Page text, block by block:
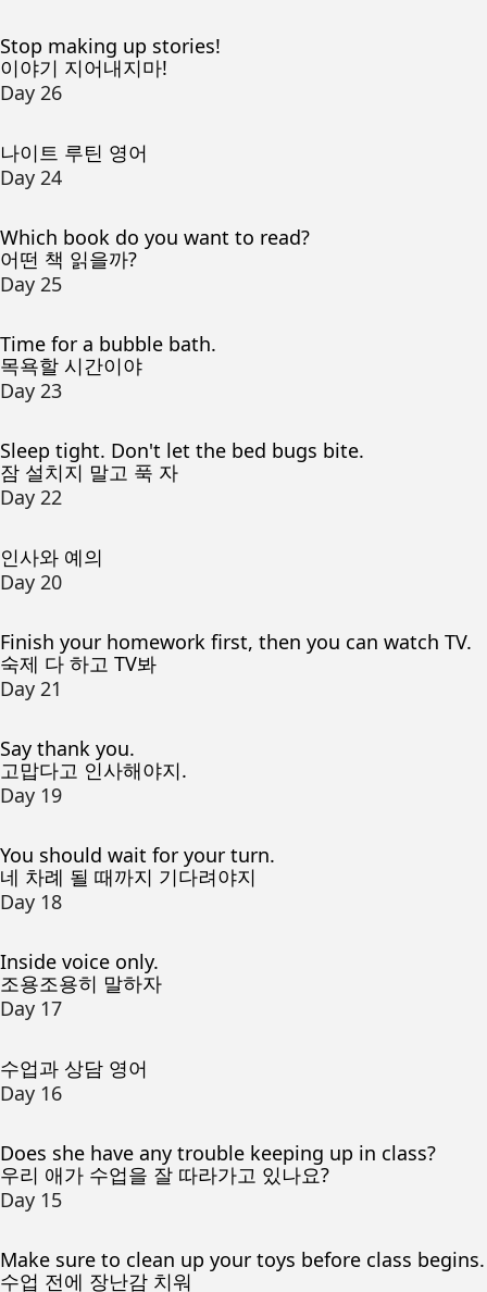
Stop making up stories!
이야기 지어내지마!
Day 26
나이트 루틴 영어
Day 24
Which book do you want to read?
어떤 책 읽을까?
Day 25
Time for a bubble bath.
목욕할 시간이야
Day 23
Sleep tight. Don't let the bed bugs bite.
잠 설치지 말고 푹 자
Day 22
인사와 예의
Day 20
Finish your homework first, then you can watch TV.
숙제 다 하고 TV봐
Day 21
Say thank you.
고맙다고 인사해야지.
Day 19
You should wait for your turn.
네 차례 될 때까지 기다려야지
Day 18
Inside voice only.
조용조용히 말하자
Day 17
수업과 상담 영어
Day 16
Does she have any trouble keeping up in class?
우리 애가 수업을 잘 따라가고 있나요?
Day 15
Make sure to clean up your toys before class begins.
수업 전에 장난감 치워